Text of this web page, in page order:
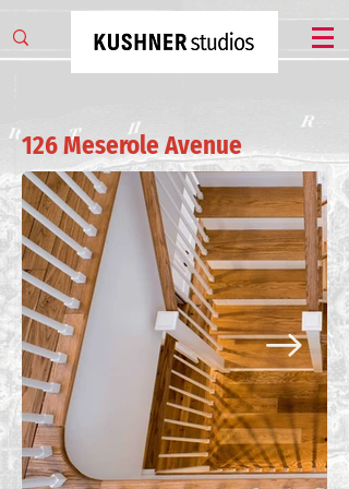
126 Meserole Avenue